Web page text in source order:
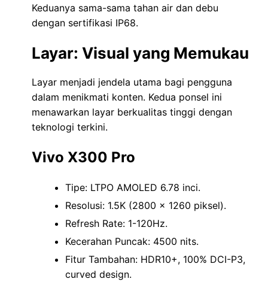
Keduanya sama-sama tahan air dan debu
dengan sertifikasi IP68.
Layar: Visual yang Memukau
Layar menjadi jendela utama bagi pengguna
dalam menikmati konten. Kedua ponsel ini
menawarkan layar berkualitas tinggi dengan
teknologi terkini.
Vivo X300 Pro
Tipe: LTPO AMOLED 6.78 inci.
Resolusi: 1.5K (2800 x 1260 piksel).
Refresh Rate: 1-120Hz.
Kecerahan Puncak: 4500 nits.
Fitur Tambahan: HDR10+, 100% DCI-P3,
curved design.